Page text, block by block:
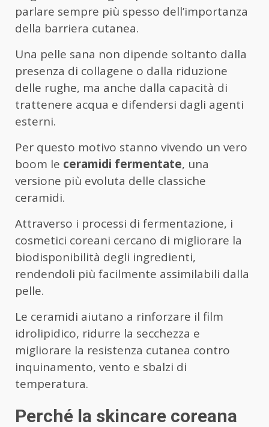
parlare sempre più spesso dell’importanza
della barriera cutanea.
Una pelle sana non dipende soltanto dalla
presenza di collagene o dalla riduzione
delle rughe, ma anche dalla capacità di
trattenere acqua e difendersi dagli agenti
esterni.
Per questo motivo stanno vivendo un vero
boom le ceramidi fermentate, una
versione più evoluta delle classiche
ceramidi.
Attraverso i processi di fermentazione, i
cosmetici coreani cercano di migliorare la
biodisponibilità degli ingredienti,
rendendoli più facilmente assimilabili dalla
pelle.
Le ceramidi aiutano a rinforzare il film
idrolipidico, ridurre la secchezza e
migliorare la resistenza cutanea contro
inquinamento, vento e sbalzi di
temperatura.
Perché la skincare coreana